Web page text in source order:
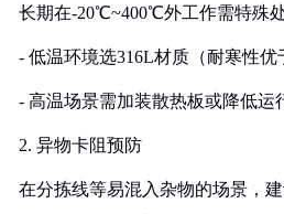
长期在-20℃~400℃外工作需特殊处
- 低温环境选316L材质（耐寒性优
- 高温场景需加装散热板或降低运
2. 异物卡阻预防
在分拣线等易混入杂物的场景，